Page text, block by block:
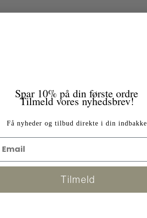
Spar 10% på din første ordre
Tilmeld vores nyhedsbrev!
Få nyheder og tilbud direkte i din indbakke.
Tilmeld